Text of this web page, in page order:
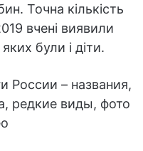
Точна кількість
вчені виявили
були і діти.